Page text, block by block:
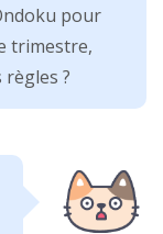
pour
trimestre,
?